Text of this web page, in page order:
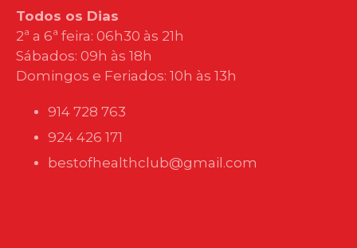
Todos os Dias
2ª a 6ª feira: 06h30 às 21h
Sábados: 09h às 18h
Domingos e Feriados: 10h às 13h
914 728 763
924 426 171
bestofhealthclub@gmail.com